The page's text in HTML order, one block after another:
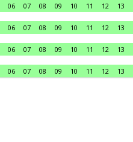
06 07 08 09 10 11 12 13
06 07 08 09 10 11 12 13
06 07 08 09 10 11 12 13
06 07 08 09 10 11 12 13